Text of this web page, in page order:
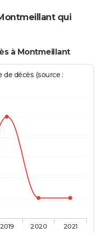
qui
à Montmeillant
décès (source :
2019 2020 2021